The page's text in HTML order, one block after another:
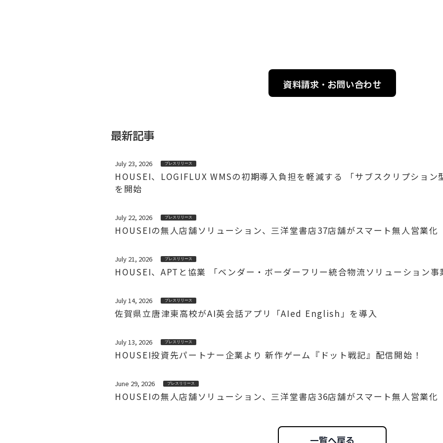
資料請求・お問い合わせ
最新記事
July 23, 2026 プレスリリース
HOUSEI、LOGIFLUX WMSの初期導入負担を軽減する 「サブスクリプション
を開始
July 22, 2026 プレスリリース
HOUSEIの無人店舗ソリューション、三洋堂書店37店舗がスマート無人営業化
July 21, 2026 プレスリリース
HOUSEI、APTと協業 「ベンダー・ボーダーフリー統合物流ソリューション事
July 14, 2026 プレスリリース
佐賀県立唐津東高校がAI英会話アプリ「AIed English」を導入
July 13, 2026 プレスリリース
HOUSEI投資先パートナー企業より 新作ゲーム『ドット戦記』配信開始！
June 29, 2026 プレスリリース
HOUSEIの無人店舗ソリューション、三洋堂書店36店舗がスマート無人営業化